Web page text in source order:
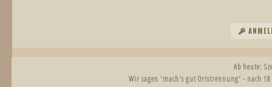
Ab heute:
Wir sagen 'mach's gut Ortstrennung' - nach